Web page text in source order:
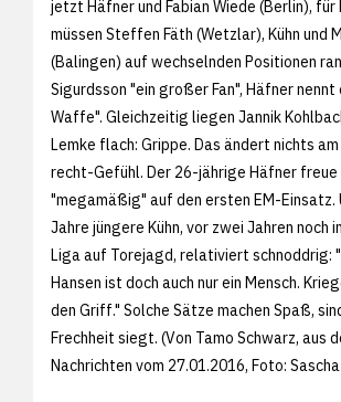
jetzt Häfner und Fabian Wiede (Berlin), für
müssen Steffen Fäth (Wetzlar), Kühn und
(Balingen) auf wechselnden Positionen
Sigurdsson "ein großer Fan", Häfner
Waffe". Gleichzeitig liegen Jannik
Lemke flach: Grippe. Das ändert nichts
recht-Gefühl. Der 26-jährige Häfner freue
"megamäßig" auf den ersten EM-Einsatz.
Jahre jüngere Kühn, vor zwei Jahren noch
Liga auf Torejagd, relativiert schnoddrig:
Hansen ist doch auch nur ein Mensch.
den Griff." Solche Sätze machen Spaß,
Frechheit siegt. (Von Tamo Schwarz, aus
Nachrichten vom 27.01.2016, Foto: